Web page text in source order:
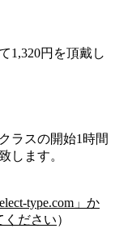
1,320円を頂戴し
ラスの開始1時間
します。
type.com」か
ください）